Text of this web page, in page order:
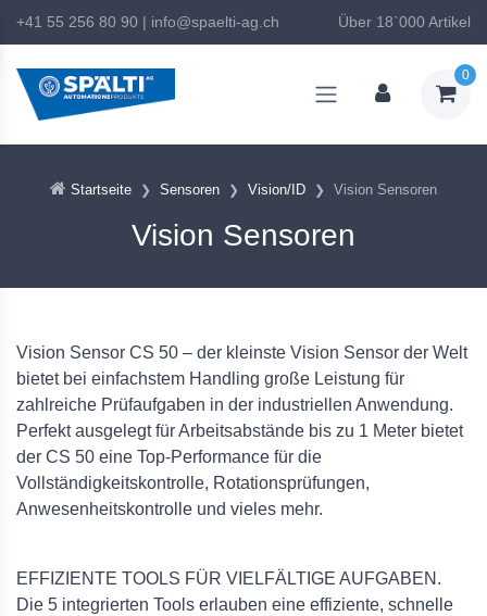
+41 55 256 80 90 | info@spaelti-ag.ch Über 18`000 Artikel
0
Startseite Sensoren Vision/ID Vision Sensoren
Vision Sensoren
Vision Sensor CS 50 – der kleinste Vision Sensor der Welt
bietet bei einfachstem Handling große Leistung für
zahlreiche Prüfaufgaben in der industriellen Anwendung.
Perfekt ausgelegt für Arbeitsabstände bis zu 1 Meter bietet
der CS 50 eine Top-Performance für die
Vollständigkeitskontrolle, Rotationsprüfungen,
Anwesenheitskontrolle und vieles mehr.
EFFIZIENTE TOOLS FÜR VIELFÄLTIGE AUFGABEN.
Die 5 integrierten Tools erlauben eine effiziente, schnelle